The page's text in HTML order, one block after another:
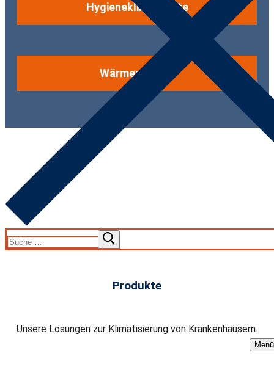
Menü
Hygieneklimageräte
Wärmepumpen
Produkte
Unsere Lösungen zur Klimatisierung von Krankenhäusern.